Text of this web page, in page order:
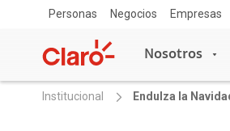
Personas Negocios Empresas
Nosotros
Institucional Endulza la